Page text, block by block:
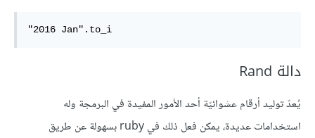
"2016 Jan".to_i
دالة Rand
يُعدّ توليد أرقام عشوائيّة أحد الأمور المفيدة في البرمجة وله
استخدامات عديدة، يمكن فعل ذلك في ruby بسهولة عن طريق